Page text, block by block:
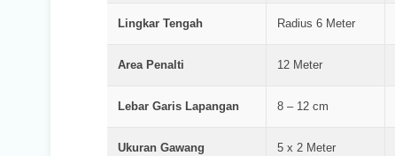
Lingkar Tengah Radius 6 Meter
Area Penalti 12 Meter
Lebar Garis Lapangan 8 – 12 cm
Ukuran Gawang 5 x 2 Meter